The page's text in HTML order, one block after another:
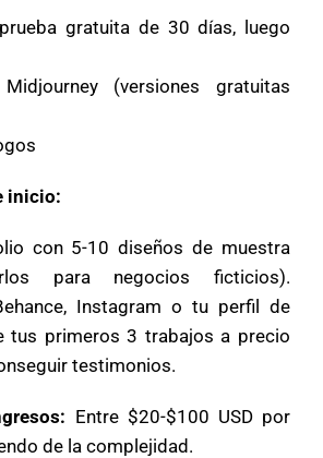
gratuita de 30 días, luego
(versiones gratuitas
inicio:
con 5-10 diseños de muestra
para negocios ficticios).
Instagram o tu perfil de
tus primeros 3 trabajos a precio
testimonios.
Entre $20-$100 USD por
de la complejidad.